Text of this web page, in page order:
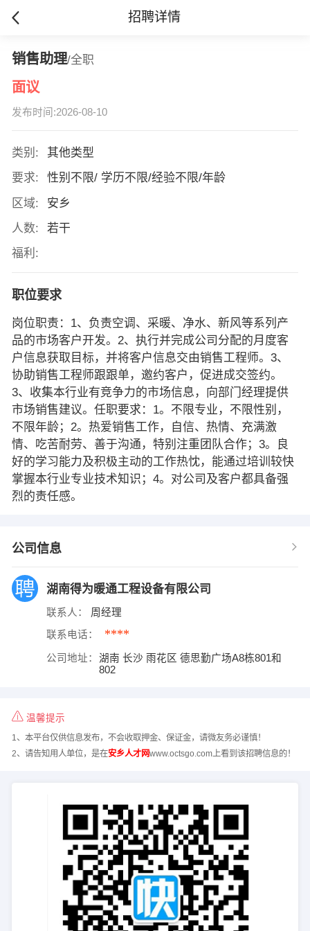
招聘详情
销售助理/全职
面议
发布时间:2026-08-10
类别:
其他类型
要求:
性别不限/ 学历不限/经验不限/年龄
区域:
安乡
人数:
若干
福利:
职位要求
岗位职责：1、负责空调、采暖、净水、新风等系列产
品的市场客户开发。2、执行并完成公司分配的月度客
户信息获取目标，并将客户信息交由销售工程师。3、
协助销售工程师跟跟单，邀约客户，促进成交签约。
3、收集本行业有竞争力的市场信息，向部门经理提供
市场销售建议。任职要求：1。不限专业，不限性别，
不限年龄；2。热爱销售工作，自信、热情、充满激
情、吃苦耐劳、善于沟通，特别注重团队合作；3。良
好的学习能力及积极主动的工作热忱，能通过培训较快
掌握本行业专业技术知识；4。对公司及客户都具备强
烈的责任感。
公司信息
湖南得为暖通工程设备有限公司
联系人： 周经理
联系电话： ****
公司地址：
湖南 长沙 雨花区 德思勤广场A8栋801和
802
温馨提示
1、本平台仅供信息发布，不会收取押金、保证金，请微友务必谨慎！
2、请告知用人单位，是在安乡人才网www.octsgo.com上看到该招聘信息的！